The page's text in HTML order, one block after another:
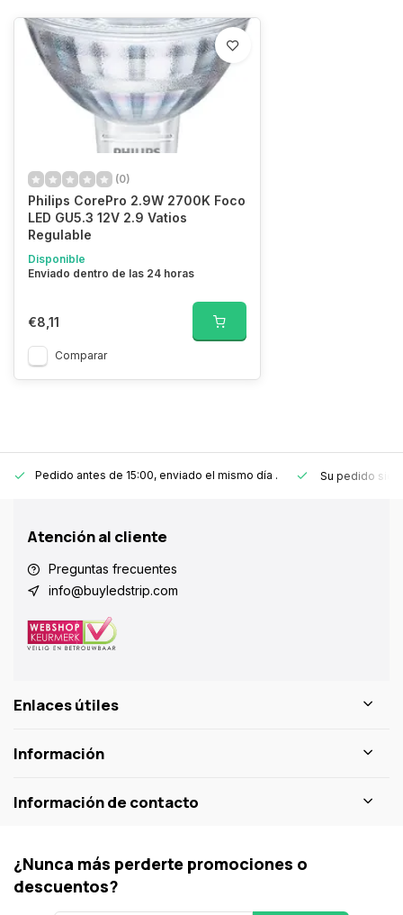
(0)
Philips CorePro 2.9W 2700K Foco
LED GU5.3 12V 2.9 Vatios
Regulable
Disponible
Enviado dentro de las 24 horas
€8,11
Comparar
Pedido antes de 15:00, enviado el mismo día . Su pedido
Atención al cliente
Preguntas frecuentes
info@buyledstrip.com
Enlaces útiles
Información
Información de contacto
¿Nunca más perderte promociones o
descuentos?